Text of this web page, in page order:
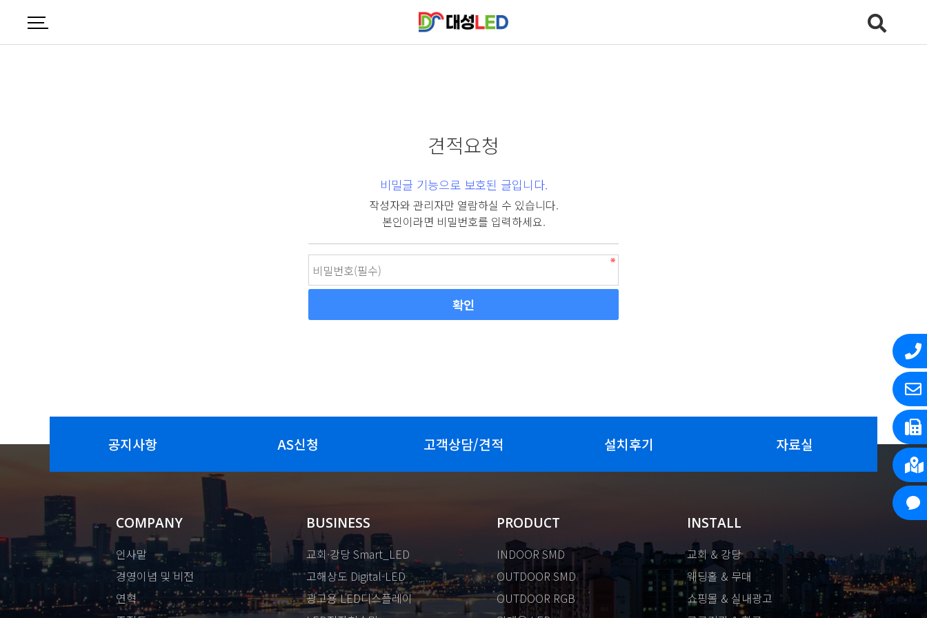
견적요청
비밀글 기능으로 보호된 글입니다.
작성자와 관리자만 열람하실 수 있습니다.
본인이라면 비밀번호를 입력하세요.
공지사항 AS신청 고객상담/견적 설치후기 자료실
COMPANY
인사말
경영이념 및 비전
연혁
BUSINESS
교회·강당 Smart_LED
고해상도 Digital-LED
광고용 LED디스플레이
PRODUCT
INDOOR SMD
OUTDOOR SMD
OUTDOOR RGB
INSTALL
교회 & 강당
웨딩홀 & 무대
쇼핑몰 & 실내광고